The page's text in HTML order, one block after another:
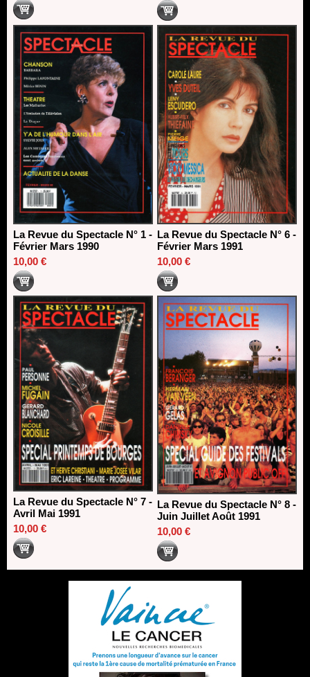
La Revue du Spectacle N° 1 -
Février Mars 1990
10,00 €
La Revue du Spectacle N° 6 -
Février Mars 1991
10,00 €
La Revue du Spectacle N° 7 -
Avril Mai 1991
10,00 €
La Revue du Spectacle N° 8 -
Juin Juillet Août 1991
10,00 €